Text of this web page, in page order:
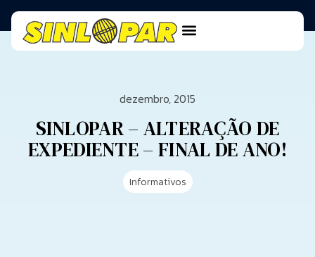
dezembro, 2015
SINLOPAR – ALTERAÇÃO DE
EXPEDIENTE – FINAL DE ANO!
Informativos